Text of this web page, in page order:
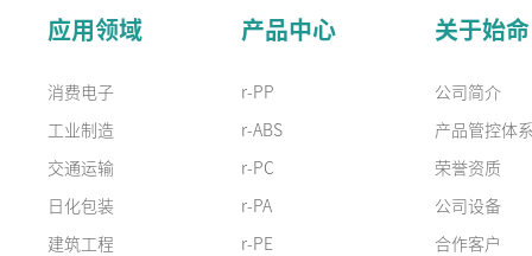
应用领域
消费电子
工业制造
交通运输
日化包装
建筑工程
产品中心
r-PP
r-ABS
r-PC
r-PA
r-PE
关于始命
公司简介
产品管控体
荣誉资质
公司设备
合作客户